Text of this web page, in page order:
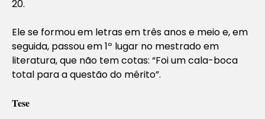
20.
Ele se formou em letras em três anos e meio e, em
seguida, passou em 1º lugar no mestrado em
literatura, que não tem cotas: “Foi um cala-boca
total para a questão do mérito”.
Tese